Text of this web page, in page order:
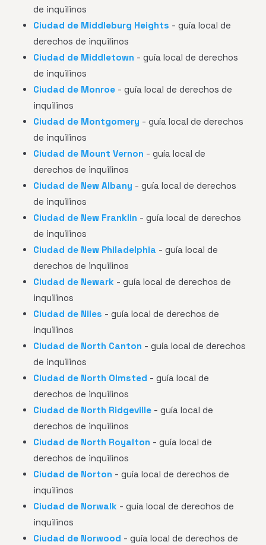
de inquilinos
Ciudad de Middleburg Heights - guía local de
derechos de inquilinos
Ciudad de Middletown - guía local de derechos
de inquilinos
Ciudad de Monroe - guía local de derechos de
inquilinos
Ciudad de Montgomery - guía local de derechos
de inquilinos
Ciudad de Mount Vernon - guía local de
derechos de inquilinos
Ciudad de New Albany - guía local de derechos
de inquilinos
Ciudad de New Franklin - guía local de derechos
de inquilinos
Ciudad de New Philadelphia - guía local de
derechos de inquilinos
Ciudad de Newark - guía local de derechos de
inquilinos
Ciudad de Niles - guía local de derechos de
inquilinos
Ciudad de North Canton - guía local de derechos
de inquilinos
Ciudad de North Olmsted - guía local de
derechos de inquilinos
Ciudad de North Ridgeville - guía local de
derechos de inquilinos
Ciudad de North Royalton - guía local de
derechos de inquilinos
Ciudad de Norton - guía local de derechos de
inquilinos
Ciudad de Norwalk - guía local de derechos de
inquilinos
Ciudad de Norwood - guía local de derechos de